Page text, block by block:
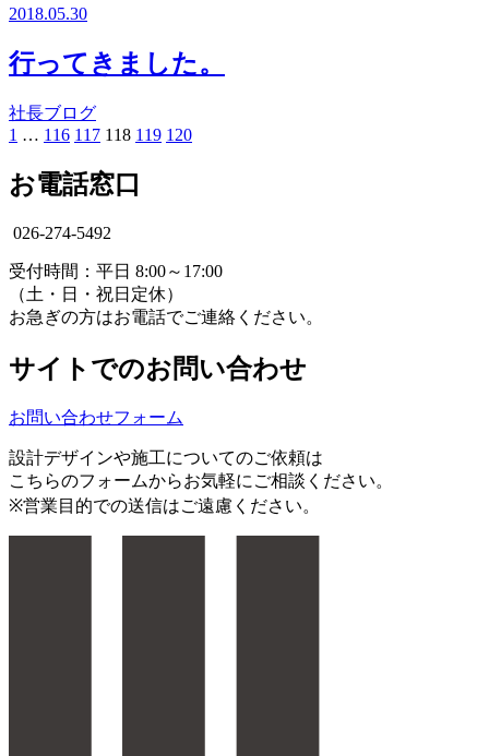
2018.05.30
行ってきました。
社長ブログ
1 … 116 117 118 119 120
お電話窓口
026-274-5492
受付時間：平日 8:00～17:00
（土・日・祝日定休）
お急ぎの方はお電話でご連絡ください。
サイトでのお問い合わせ
お問い合わせフォーム
設計デザインや施工についてのご依頼は
こちらのフォームからお気軽にご相談ください。
※営業目的での送信はご遠慮ください。